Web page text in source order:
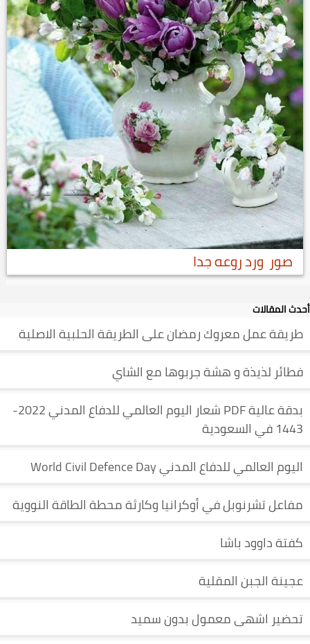
صور ورد روعه جدا
أحدث المقالات
طريقة عمل معروك رمضان على الطريقة الحلبية الاصلية
فطائر لذيذة و هشة جربوها مع الشاي
بدقة عالية PDF شعار اليوم العالمي للدفاع المدني 2022-
1443 في السعودية
اليوم العالمي للدفاع المدني World Civil Defence Day
مفاعل تشرنوبل في أوكرانيا وكارثة محطة الطاقة النووية
كفتة داوود باشا
عجينة الجبن المقلية
تحضير اشهى معمول بدون سميد